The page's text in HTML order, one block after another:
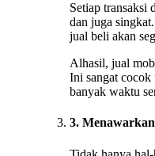
Setiap transaksi
dan juga
jual beli akan
Alhasil, jual
Ini sangat
banyak waktu
3.